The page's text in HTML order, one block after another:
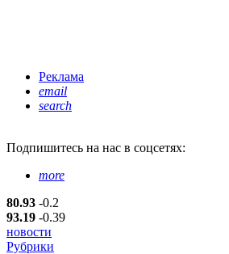
Реклама
email
search
Подпишитесь на нас в соцсетях:
more
80.93 -0.2
93.19 -0.39
новости
Рубрики